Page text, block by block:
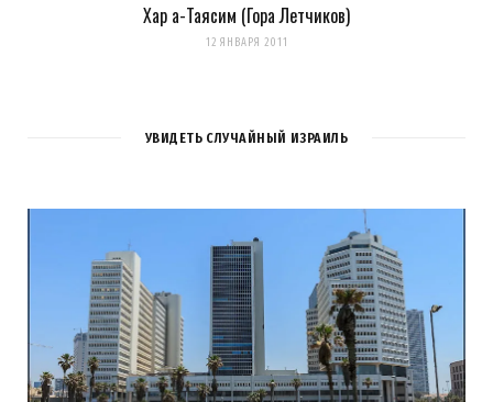
Хар а-Таясим (Гора Летчиков)
12 ЯНВАРЯ 2011
УВИДЕТЬ СЛУЧАЙНЫЙ ИЗРАИЛЬ